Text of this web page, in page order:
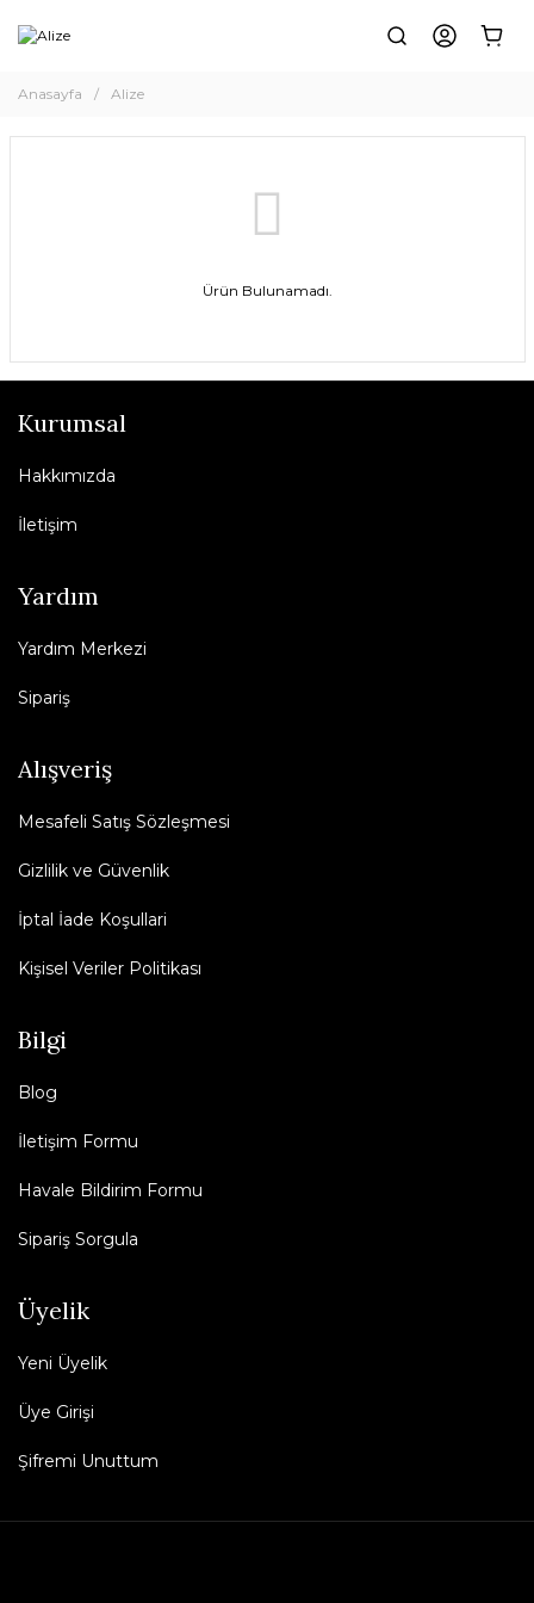
Anasayfa Alize
Ürün Bulunamadı.
Kurumsal
Hakkımızda
İletişim
Yardım
Yardım Merkezi
Sipariş
Alışveriş
Mesafeli Satış Sözleşmesi
Gizlilik ve Güvenlik
İptal İade Koşullari
Kişisel Veriler Politikası
Bilgi
Blog
İletişim Formu
Havale Bildirim Formu
Sipariş Sorgula
Üyelik
Yeni Üyelik
Üye Girişi
Şifremi Unuttum